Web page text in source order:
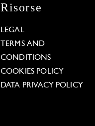
Risorse
LEGAL
TERMS AND
CONDITIONS
COOKIES POLICY
DATA PRIVACY POLICY